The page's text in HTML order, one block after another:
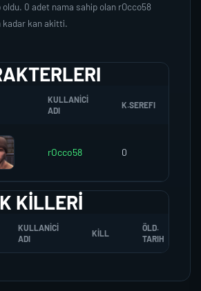
0 adet nama sahip olan rOcco58
kadar kan akitti.
KULLANICI
ADI
K.SEREFI
rOcco58 0
KILLERI
KULLANICI
ADI
KILL
ÖLD.
TARIH